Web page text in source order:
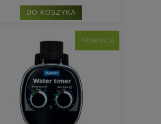
DO KOSZYKA
PROMOCJA